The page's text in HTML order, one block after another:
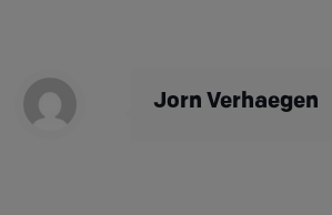
Jorn Verhaegen